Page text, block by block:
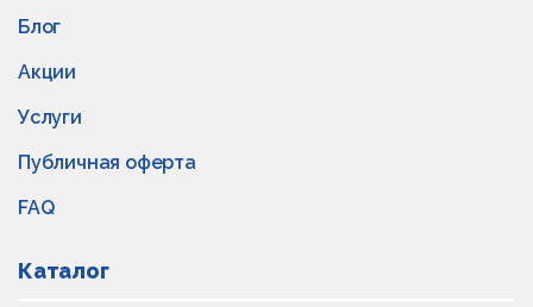
Блог
Акции
Услуги
Публичная оферта
FAQ
Каталог